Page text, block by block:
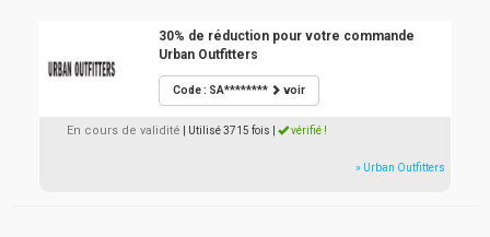
30% de réduction pour votre commande
Urban Outfitters
Code : SA******** voir
En cours de validité | Utilisé 3715 fois vérifié !
» Urban Outfitters